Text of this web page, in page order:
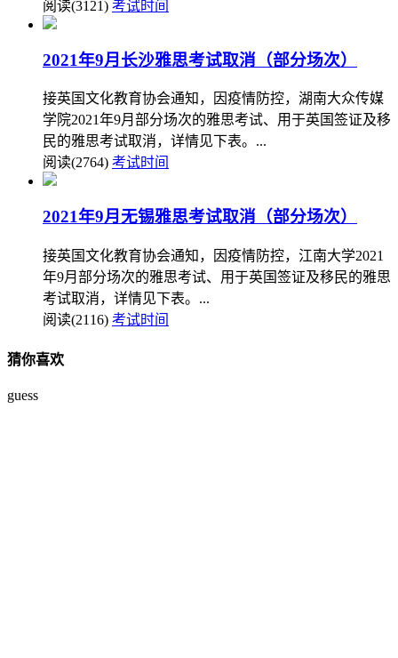
阅读(3121) 考试时间
2021年9月长沙雅思考试取消（部分场次）
接英国文化教育协会通知，因疫情防控，湖南大众传媒
学院2021年9月部分场次的雅思考试、用于英国签证及移
民的雅思考试取消，详情见下表。...
阅读(2764) 考试时间
2021年9月无锡雅思考试取消（部分场次）
接英国文化教育协会通知，因疫情防控，江南大学2021
年9月部分场次的雅思考试、用于英国签证及移民的雅思
考试取消，详情见下表。...
阅读(2116) 考试时间
猜你喜欢
guess